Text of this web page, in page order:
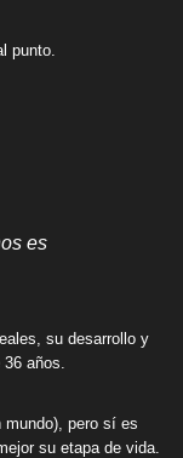
punto.
es
su desarrollo y
años.
mundo), pero sí es
su etapa de vida.